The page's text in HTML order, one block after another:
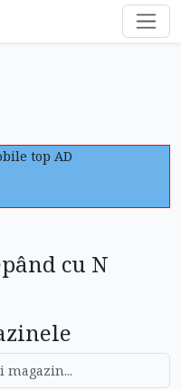
top AD
cu N